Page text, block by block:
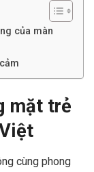
của màn
mặt trẻ
cùng phong